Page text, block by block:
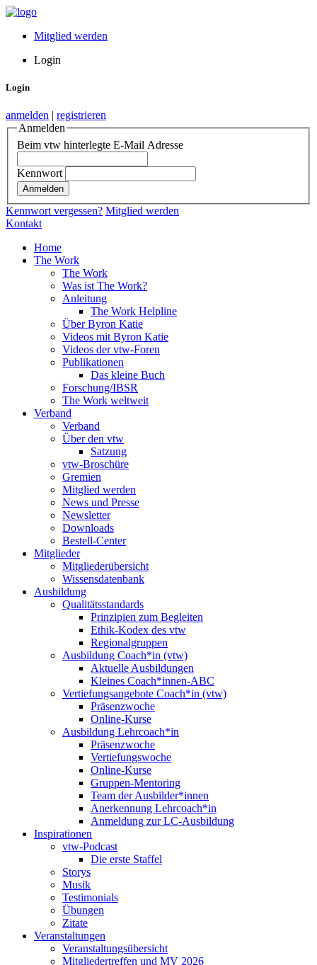
Mitglied werden
Login
Login
anmelden | registrieren
Anmelden
Beim vtw hinterlegte E-Mail Adresse
Kennwort
Kennwort vergessen? Mitglied werden
Kontakt
Home
The Work
The Work
Was ist The Work?
Anleitung
The Work Helpline
Über Byron Katie
Videos mit Byron Katie
Videos der vtw-Foren
Publikationen
Das kleine Buch
Forschung/IBSR
The Work weltweit
Verband
Verband
Über den vtw
Satzung
vtw-Broschüre
Gremien
Mitglied werden
News und Presse
Newsletter
Downloads
Bestell-Center
Mitglieder
Mitgliederübersicht
Wissensdatenbank
Ausbildung
Qualitätsstandards
Prinzipien zum Begleiten
Ethik-Kodex des vtw
Regionalgruppen
Ausbildung Coach*in (vtw)
Aktuelle Ausbildungen
Kleines Coach*innen-ABC
Vertiefungsangebote Coach*in (vtw)
Präsenzwoche
Online-Kurse
Ausbildung Lehrcoach*in
Präsenzwoche
Vertiefungswoche
Online-Kurse
Gruppen-Mentoring
Team der Ausbilder*innen
Anerkennung Lehrcoach*in
Anmeldung zur LC-Ausbildung
Inspirationen
vtw-Podcast
Die erste Staffel
Storys
Musik
Testimonials
Übungen
Zitate
Veranstaltungen
Veranstaltungsübersicht
Mitgliedertreffen und MV 2026